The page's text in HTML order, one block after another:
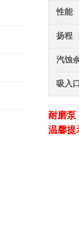
性能
扬程
汽蚀
吸入
耐磨泵
温馨提